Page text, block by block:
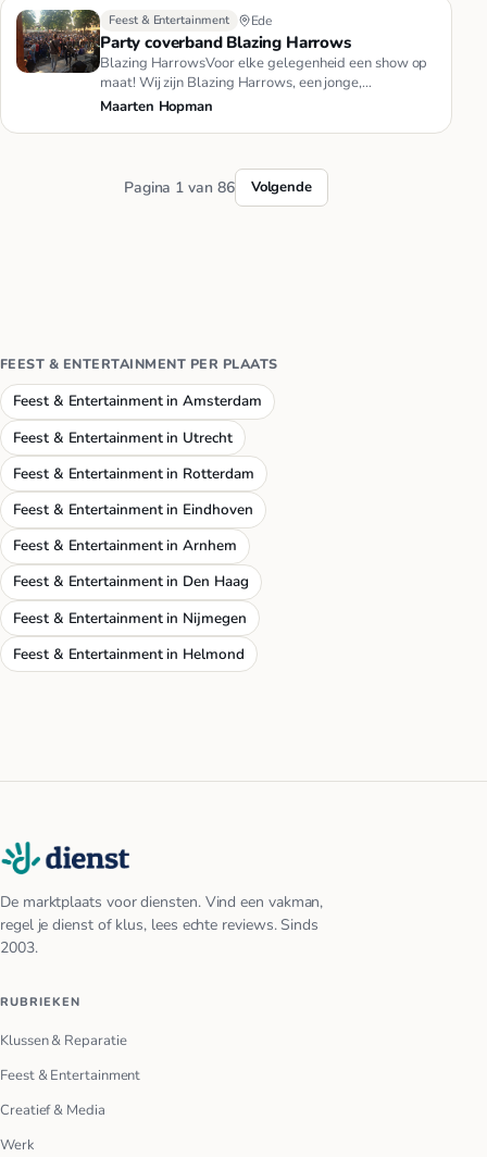
Feest & Entertainment Ede
Party coverband Blazing Harrows
Blazing HarrowsVoor elke gelegenheid een show op
maat! Wij zijn Blazing Harrows, een jonge,
professionele coverband met …
Maarten Hopman
Pagina 1 van 86 Volgende
FEEST & ENTERTAINMENT PER PLAATS
Feest & Entertainment in Amsterdam
Feest & Entertainment in Utrecht
Feest & Entertainment in Rotterdam
Feest & Entertainment in Eindhoven
Feest & Entertainment in Arnhem
Feest & Entertainment in Den Haag
Feest & Entertainment in Nijmegen
Feest & Entertainment in Helmond
De marktplaats voor diensten. Vind een vakman,
regel je dienst of klus, lees echte reviews. Sinds
2003.
RUBRIEKEN
Klussen & Reparatie
Feest & Entertainment
Creatief & Media
Werk